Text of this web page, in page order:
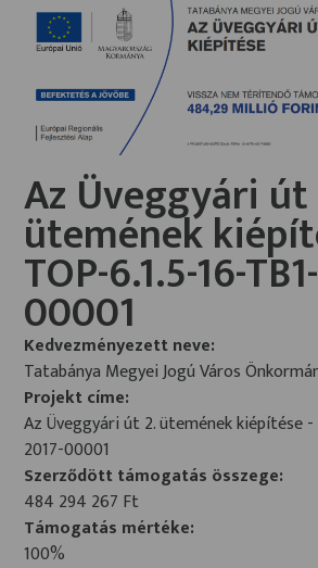
Az Üveggyári út
ütemének
TOP-6.1.5-16-
00001
Kedvezményezett neve:
Tatabánya Megyei Jogú Város
Projekt címe:
Az Üveggyári út 2. ütemének kiépítése -
2017-00001
Szerződött támogatás összege:
484 294 267 Ft
Támogatás mértéke:
100%